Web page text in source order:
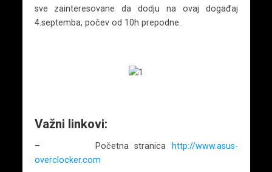
sve zainteresovane da dodju na ovaj događaj
4.septemba, počev od 10h prepodne.
Važni linkovi:
– Početna stranica
http://www.asus-
overclocker.com